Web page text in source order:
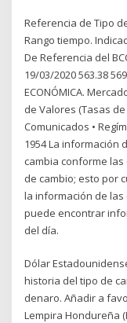
Referencia de Tipo
Rango tiempo.
De Referencia del
19/03/2020 563.38
ECONÓMICA.
de Valores (Tasas
Comunicados •
1954 La información
cambia conforme
de cambio; esto por
la información de
puede encontrar
del día.
Dólar
historia del tipo de
denaro. Añadir a
Lempira Hondureña